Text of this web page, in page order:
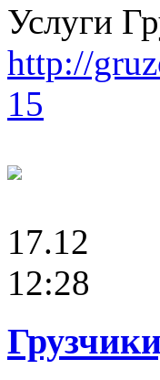
Услуги
http://
15
17.12
12:28